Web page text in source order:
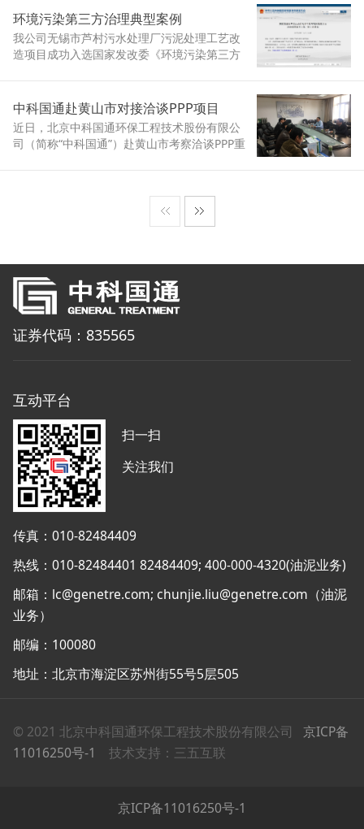
举行，政府领导、行业精英、参选企业、协会
代表等400余人参加了此次活动
环境污染第三方治理典型案例
我公司无锡市芦村污水处理厂污泥处理工艺改
造项目成功入选国家发改委《环境污染第三方
中科国通赴黄山市对接洽谈PPP项目
近日，北京中科国通环保工程技术股份有限公
司（简称“中科国通”）赴黄山市考察洽谈PPP重
证券代码：835565
互动平台
扫一扫
关注我们
传真：010-82484409
热线：010-82484401 82484409; 400-000-4320(油泥业务)
邮箱：lc@genetre.com; chunjie.liu@genetre.com（油泥
业务）
邮编：100080
地址：北京市海淀区苏州街55号5层505
© 2021 北京中科国通环保工程技术股份有限公司 京ICP备
11016250号-1
技术支持：三五互联
京ICP备11016250号-1